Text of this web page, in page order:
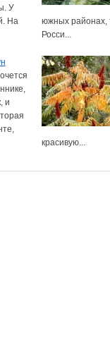
У
На
южных районах,
Росси...
и
красивую...